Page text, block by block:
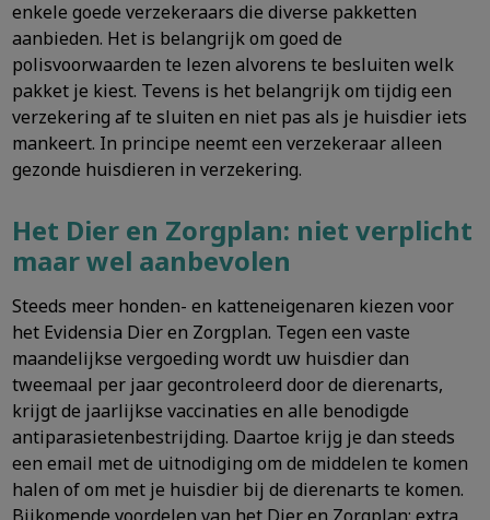
enkele goede verzekeraars die diverse pakketten
aanbieden. Het is belangrijk om goed de
polisvoorwaarden te lezen alvorens te besluiten welk
pakket je kiest. Tevens is het belangrijk om tijdig een
verzekering af te sluiten en niet pas als je huisdier iets
mankeert. In principe neemt een verzekeraar alleen
gezonde huisdieren in verzekering.
Het Dier en Zorgplan: niet verplicht
maar wel aanbevolen
Steeds meer honden- en katteneigenaren kiezen voor
het Evidensia Dier en Zorgplan. Tegen een vaste
maandelijkse vergoeding wordt uw huisdier dan
tweemaal per jaar gecontroleerd door de dierenarts,
krijgt de jaarlijkse vaccinaties en alle benodigde
antiparasietenbestrijding. Daartoe krijg je dan steeds
een email met de uitnodiging om de middelen te komen
halen of om met je huisdier bij de dierenarts te komen.